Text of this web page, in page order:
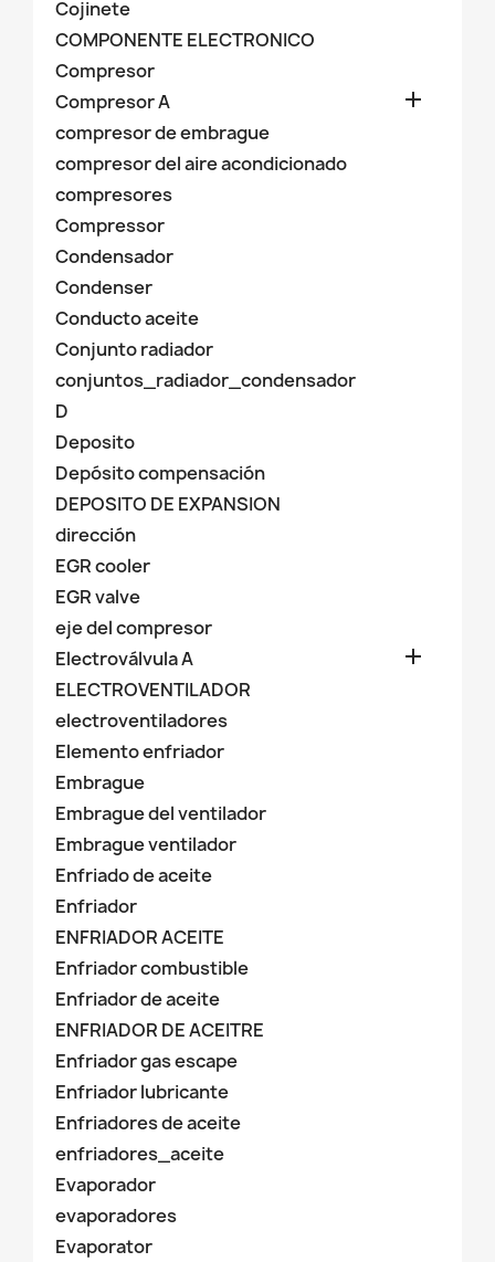
Cojinete
COMPONENTE ELECTRONICO
Compresor
Compresor A

compresor de embrague
compresor del aire acondicionado
compresores
Compressor
Condensador
Condenser
Conducto aceite
Conjunto radiador
conjuntos_radiador_condensador
D
Deposito
Depósito compensación
DEPOSITO DE EXPANSION
dirección
EGR cooler
EGR valve
eje del compresor
Electroválvula A

ELECTROVENTILADOR
electroventiladores
Elemento enfriador
Embrague
Embrague del ventilador
Embrague ventilador
Enfriado de aceite
Enfriador
ENFRIADOR ACEITE
Enfriador combustible
Enfriador de aceite
ENFRIADOR DE ACEITRE
Enfriador gas escape
Enfriador lubricante
Enfriadores de aceite
enfriadores_aceite
Evaporador
evaporadores
Evaporator